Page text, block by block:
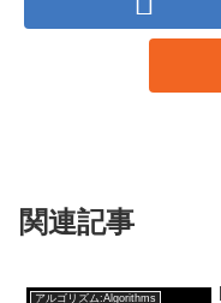
関連記事
アルゴリズム:Algorithms